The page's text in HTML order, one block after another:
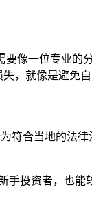
像一位专业的
，就像是避免自
符合当地的法
投资者，也能